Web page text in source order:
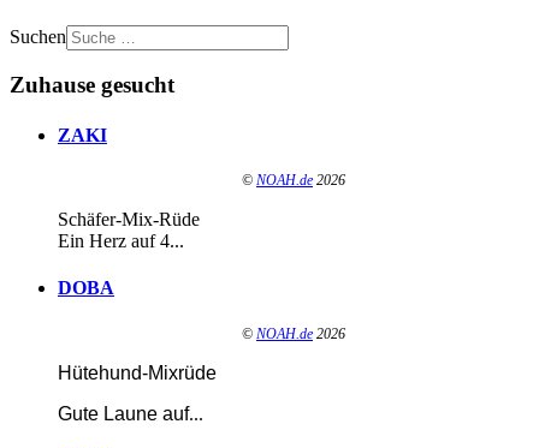
Suchen
Zuhause gesucht
ZAKI
© NOAH.de 2026
Schäfer-Mix-Rüde
Ein Herz auf 4...
DOBA
© NOAH.de 2026
Hütehund-Mixrüde
Gute Laune auf...